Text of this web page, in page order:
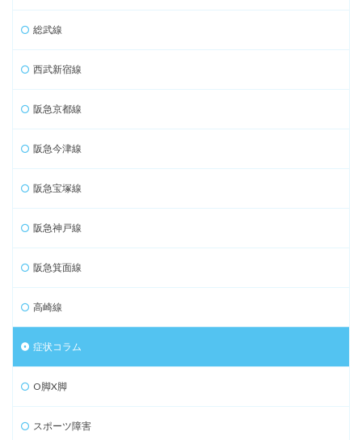
総武線
西武新宿線
阪急京都線
阪急今津線
阪急宝塚線
阪急神戸線
阪急箕面線
高崎線
症状コラム
O脚X脚
スポーツ障害